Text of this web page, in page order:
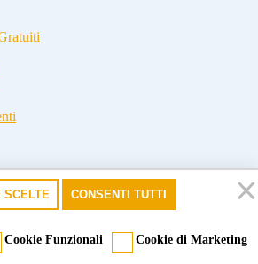
SCELTE CONSENTI TUTTI
Cookie Funzionali Cookie di Marketing